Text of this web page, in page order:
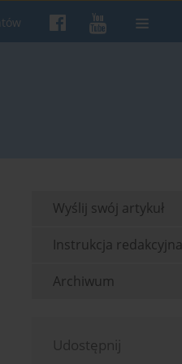
Wyślij swój artykuł
Instrukcja redakcyjna
Archiwum
Udostępnij